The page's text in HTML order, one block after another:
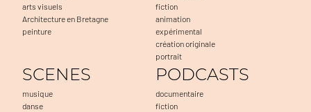
arts visuels
Architecture en Bretagne
peinture
fiction
animation
expérimental
création originale
portrait
SCENES
musique
danse
PODCASTS
documentaire
fiction